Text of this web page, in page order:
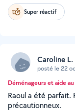
Super réactif
Caroline L.
posté le 22
Déménageurs et aide
Raoul a été
précautionneux.